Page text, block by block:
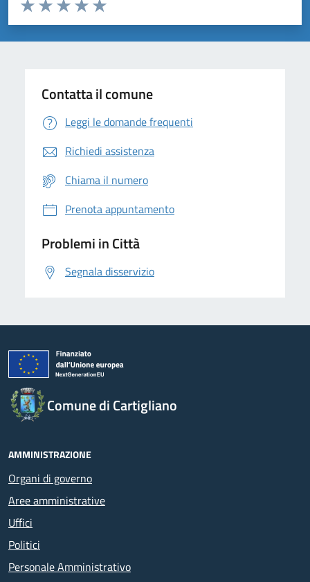
Domanda
Valuta 5 stelle su 5
Valuta 4 stelle su 5
Valuta 3 stelle su 5
Valuta 2 stelle su 5
Valuta 1 stelle su 5
Contatta il comune
Leggi le domande frequenti
Richiedi assistenza
Chiama il numero
Prenota appuntamento
Problemi in Città
Segnala disservizio
Comune di Cartigliano
AMMINISTRAZIONE
Organi di governo
Aree amministrative
Uffici
Politici
Personale Amministrativo